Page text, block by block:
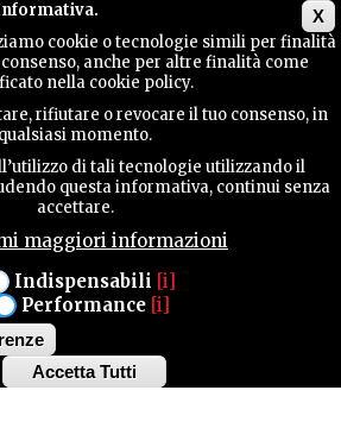
X
cookie o tecnologie simili per finalità
anche per altre finalità come
nella cookie policy.
rifiutare o revocare il tuo consenso, in
qualsiasi momento.
di tali tecnologie utilizzando il
questa informativa, continui senza
accettare.
maggiori informazioni
Indispensabili [i]
Performance [i]
Accetta Tutti
Withdraw
FEBBRAIO
INDOOR TIRO